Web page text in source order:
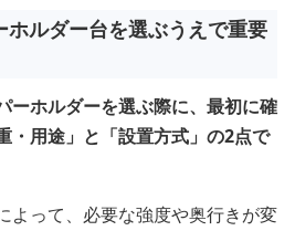
ホルダー台を選ぶうえで重要
ーホルダーを選ぶ際に、最初に確
・用途」と「設置方式」の2点で
よって、必要な強度や奥行きが変